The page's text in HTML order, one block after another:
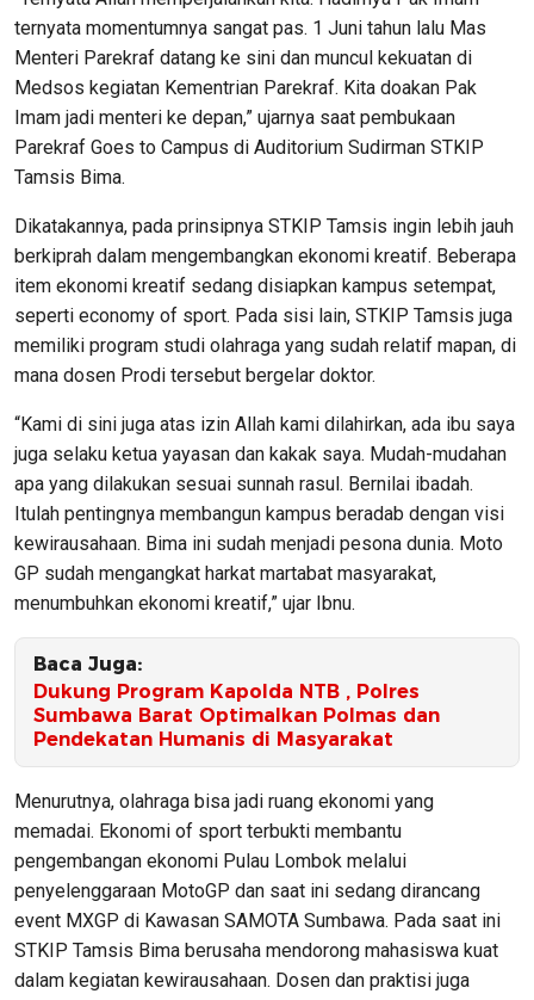
ternyata momentumnya sangat pas. 1 Juni tahun lalu Mas
Menteri Parekraf datang ke sini dan muncul kekuatan di
Medsos kegiatan Kementrian Parekraf. Kita doakan Pak
Imam jadi menteri ke depan,” ujarnya saat pembukaan
Parekraf Goes to Campus di Auditorium Sudirman STKIP
Tamsis Bima.
Dikatakannya, pada prinsipnya STKIP Tamsis ingin lebih jauh
berkiprah dalam mengembangkan ekonomi kreatif. Beberapa
item ekonomi kreatif sedang disiapkan kampus setempat,
seperti economy of sport. Pada sisi lain, STKIP Tamsis juga
memiliki program studi olahraga yang sudah relatif mapan, di
mana dosen Prodi tersebut bergelar doktor.
“Kami di sini juga atas izin Allah kami dilahirkan, ada ibu saya
juga selaku ketua yayasan dan kakak saya. Mudah-mudahan
apa yang dilakukan sesuai sunnah rasul. Bernilai ibadah.
Itulah pentingnya membangun kampus beradab dengan visi
kewirausahaan. Bima ini sudah menjadi pesona dunia. Moto
GP sudah mengangkat harkat martabat masyarakat,
menumbuhkan ekonomi kreatif,” ujar Ibnu.
Baca Juga:
Dukung Program Kapolda NTB , Polres
Sumbawa Barat Optimalkan Polmas dan
Pendekatan Humanis di Masyarakat
Menurutnya, olahraga bisa jadi ruang ekonomi yang
memadai. Ekonomi of sport terbukti membantu
pengembangan ekonomi Pulau Lombok melalui
penyelenggaraan MotoGP dan saat ini sedang dirancang
event MXGP di Kawasan SAMOTA Sumbawa. Pada saat ini
STKIP Tamsis Bima berusaha mendorong mahasiswa kuat
dalam kegiatan kewirausahaan. Dosen dan praktisi juga